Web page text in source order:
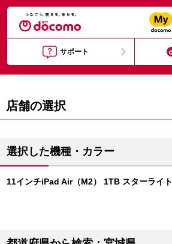
サポート
店舗の選択
選択した機種・カラー
11インチiPad Air（M2） 1TB スターライト